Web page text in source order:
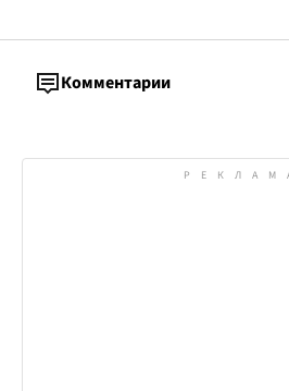
Комментарии